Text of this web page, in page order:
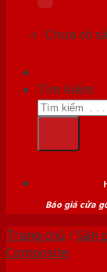
Chưa có
Tìm kiếm:
Báo giá cửa
Trang chủ /Sản
Composite